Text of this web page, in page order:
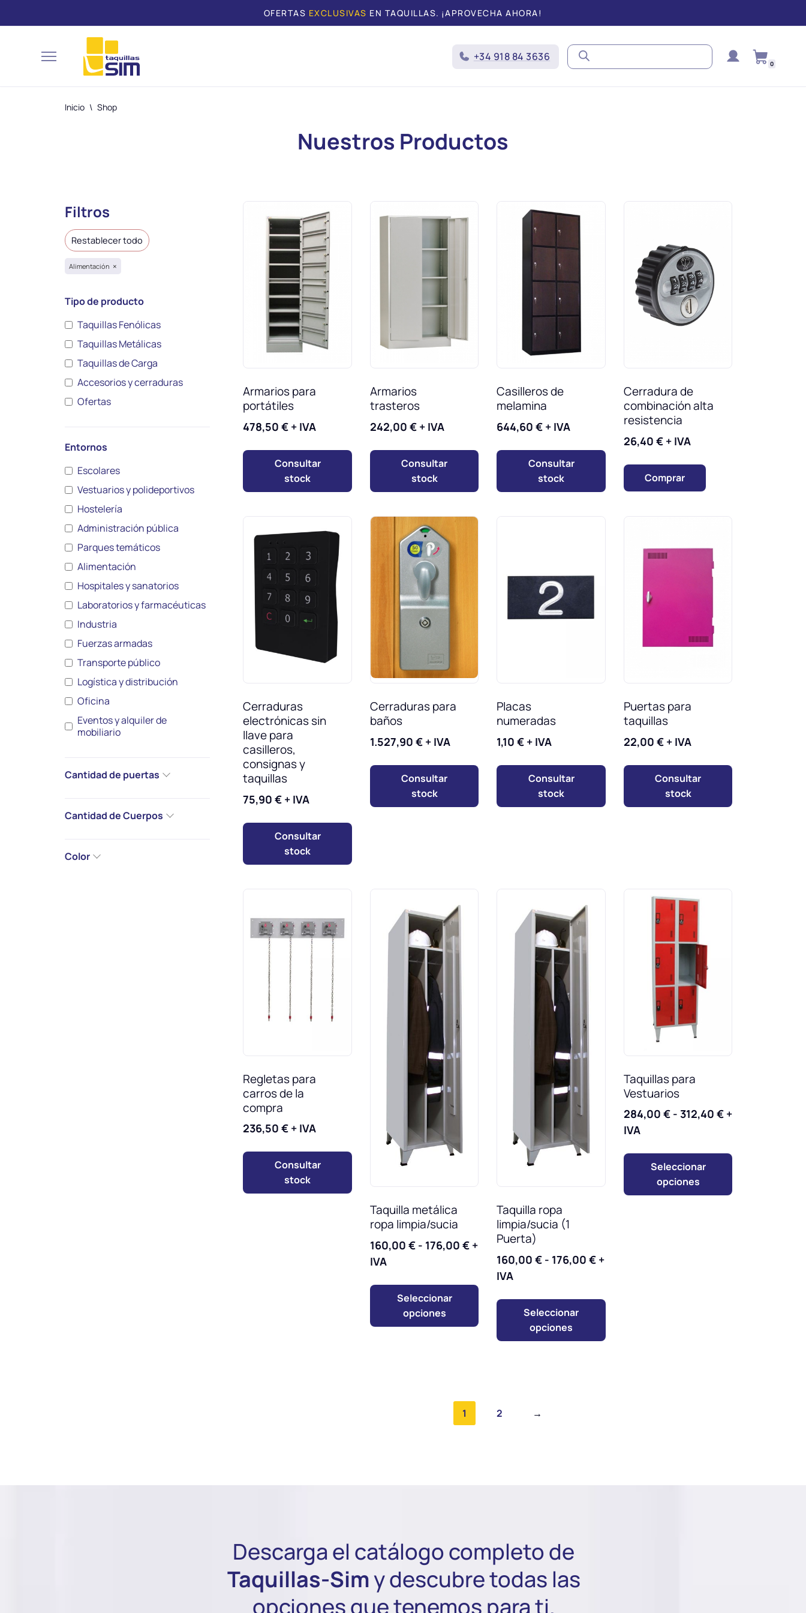
contenido
OFERTAS EXCLUSIVAS EN TAQUILLAS. ¡APROVECHA AHORA!
+34 918 84 3636
0
Inicio \ Shop
Nuestros Productos
Filtros
Restablecer todo
Alimentación ×
Tipo de producto
Taquillas Fenólicas
Taquillas Metálicas
Taquillas de Carga
Accesorios y cerraduras
Ofertas
Entornos
Escolares
Vestuarios y polideportivos
Hostelería
Administración pública
Parques temáticos
Alimentación
Hospitales y sanatorios
Laboratorios y farmacéuticas
Industria
Fuerzas armadas
Transporte público
Logística y distribución
Oficina
Eventos y alquiler de
mobiliario
Cantidad de puertas
Cantidad de Cuerpos
Color
Armarios para
portátiles
478,50€ + IVA
Consultar
stock
Armarios
trasteros
242,00 € + IVA
Consultar
stock
Casilleros de
melamina
644,60€ + IVA
Consultar
stock
Cerradura de
combinación alta
resistencia
26,40 € + IVA
Comprar
Cerraduras
electrónicas sin
llave para
casilleros,
consignas y
taquillas
75,90€ + IVA
Consultar
stock
Cerraduras para
baños
1.527,90 € + IVA
Consultar
stock
Placas
numeradas
1,10€ + IVA
Consultar
stock
Puertas para
taquillas
22,00 € + IVA
Consultar
stock
Regletas para
carros de la
compra
236,50€ + IVA
Consultar
stock
Taquilla metálica
ropa limpia/sucia
160,00 € - 176,00 € +
IVA
Seleccionar
opciones
Taquilla ropa
limpia/sucia (1
Puerta)
160,00€ - 176,00€ +
IVA
Seleccionar
opciones
Taquillas para
Vestuarios
284,00 € - 312,40 € +
IVA
Seleccionar
opciones
1 2 →
Descarga el catálogo completo de
Taquillas-Simy descubre todas las
opciones que tenemos para ti.